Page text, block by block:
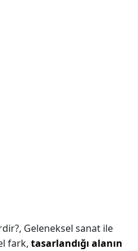
Geleneksel sanat ile
fark, tasarlandığı alanın